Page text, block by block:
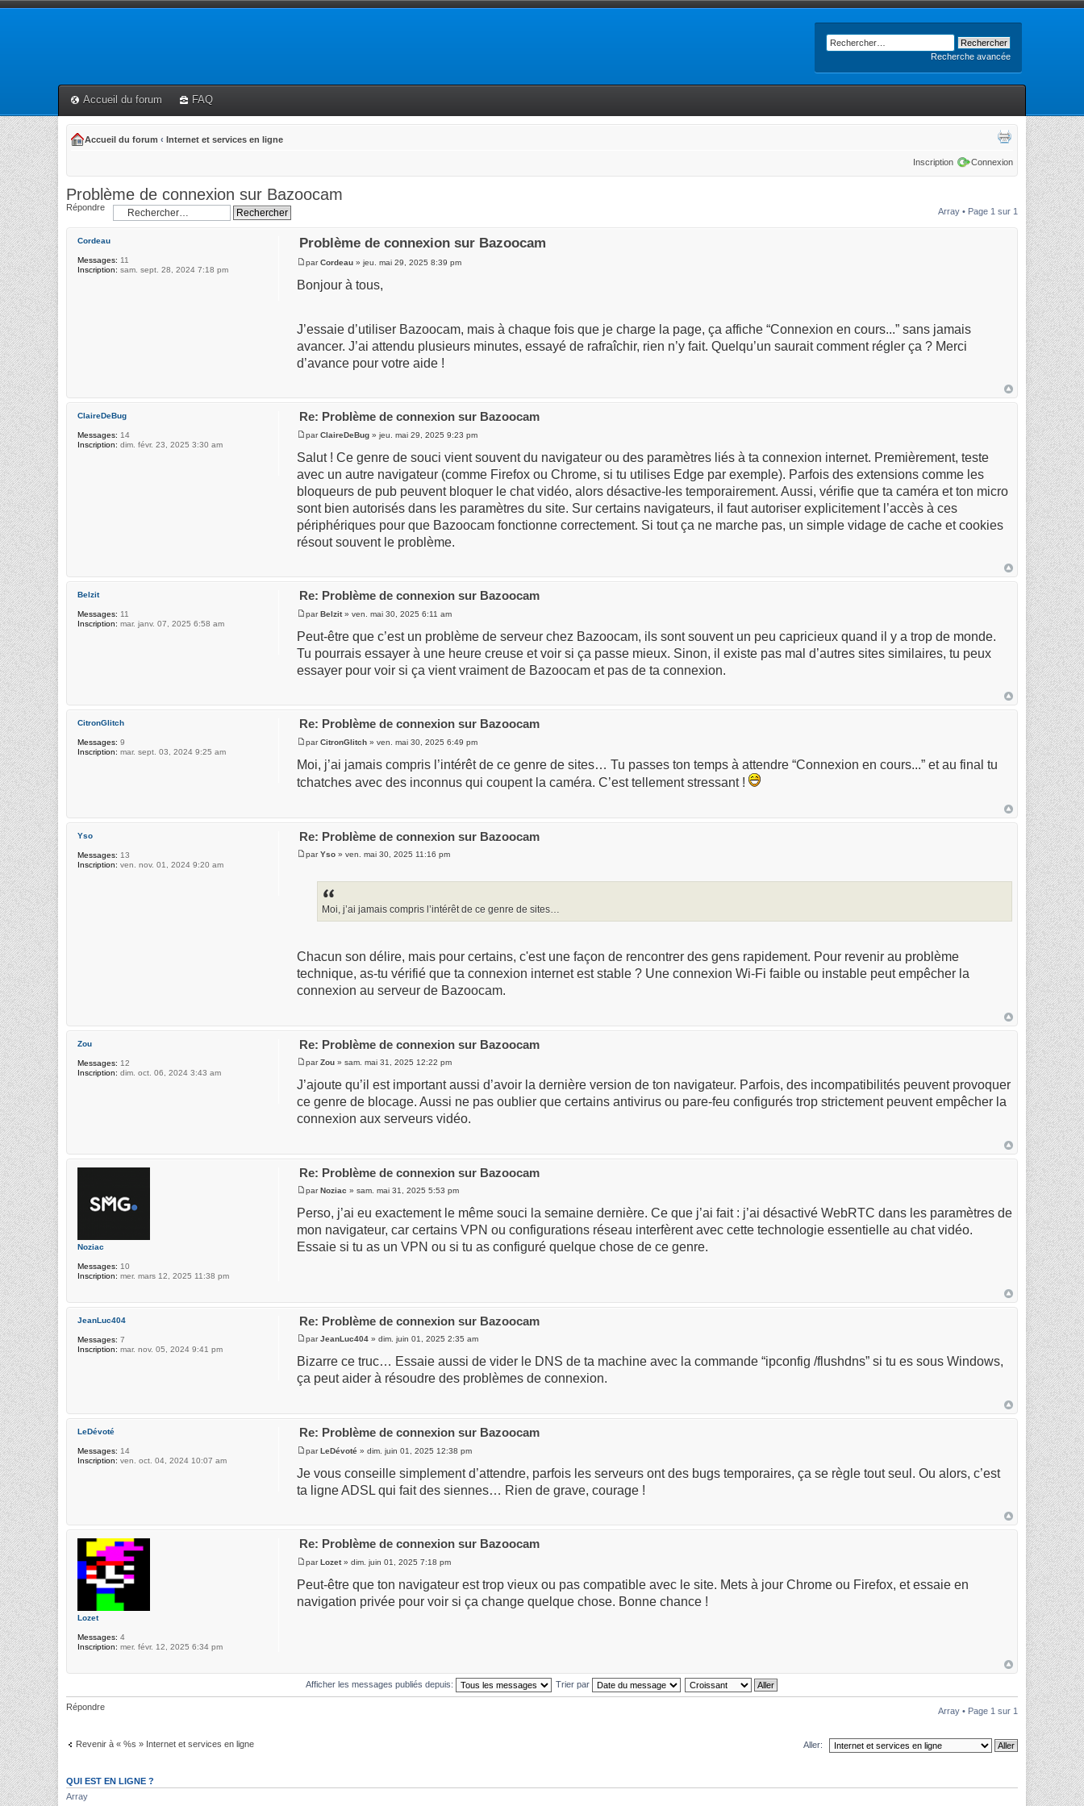
Recherche avancée
Accueil du forum FAQ
Accueil du forum ‹ Internet et services en ligne
Inscription Connexion
Problème de connexion sur Bazoocam
Répondre Array • Page 1 sur 1
Problème de connexion sur Bazoocam
parCordeau » jeu. mai 29, 2025 8:39 pm
Bonjour à tous,
J’essaie d’utiliser Bazoocam, mais à chaque fois que je charge la page, ça affiche “Connexion en cours...” sans jamais
avancer. J’ai attendu plusieurs minutes, essayé de rafraîchir, rien n’y fait. Quelqu’un saurait comment régler ça ? Merci
d’avance pour votre aide !
Cordeau
Messages: 11
Inscription: sam. sept. 28, 2024 7:18 pm
Re: Problème de connexion sur Bazoocam
parClaireDeBug » jeu. mai 29, 2025 9:23 pm
Salut ! Ce genre de souci vient souvent du navigateur ou des paramètres liés à ta connexion internet. Premièrement, teste
avec un autre navigateur (comme Firefox ou Chrome, si tu utilises Edge par exemple). Parfois des extensions comme les
bloqueurs de pub peuvent bloquer le chat vidéo, alors désactive-les temporairement. Aussi, vérifie que ta caméra et ton micro
sont bien autorisés dans les paramètres du site. Sur certains navigateurs, il faut autoriser explicitement l’accès à ces
périphériques pour que Bazoocam fonctionne correctement. Si tout ça ne marche pas, un simple vidage de cache et cookies
résout souvent le problème.
ClaireDeBug
Messages: 14
Inscription: dim. févr. 23, 2025 3:30 am
Re: Problème de connexion sur Bazoocam
parBelzit» ven. mai 30, 2025 6:11 am
Peut-être que c’est un problème de serveur chez Bazoocam, ils sont souvent un peu capricieux quand il y a trop de monde.
Tu pourrais essayer à une heure creuse et voir si ça passe mieux. Sinon, il existe pas mal d’autres sites similaires, tu peux
essayer pour voir si ça vient vraiment de Bazoocam et pas de ta connexion.
Belzit
Messages: 11
Inscription: mar. janv. 07, 2025 6:58 am
Re: Problème de connexion sur Bazoocam
parCitronGlitch » ven. mai 30, 2025 6:49 pm
Moi, j’ai jamais compris l’intérêt de ce genre de sites… Tu passes ton temps à attendre “Connexion en cours...” et au final tu
tchatches avec des inconnus qui coupent la caméra. C’est tellement stressant !
CitronGlitch
Messages: 9
Inscription: mar. sept. 03, 2024 9:25 am
Re: Problème de connexion sur Bazoocam
parYso » ven. mai 30, 2025 11:16 pm
Moi, j’ai jamais compris l’intérêt de ce genre de sites…
Chacun son délire, mais pour certains, c'est une façon de rencontrer des gens rapidement. Pour revenir au problème
technique, as-tu vérifié que ta connexion internet est stable ? Une connexion Wi-Fi faible ou instable peut empêcher la
connexion au serveur de Bazoocam.
Yso
Messages: 13
Inscription: ven. nov. 01, 2024 9:20 am
Re: Problème de connexion sur Bazoocam
parZou » sam. mai 31, 2025 12:22 pm
J’ajoute qu’il est important aussi d’avoir la dernière version de ton navigateur. Parfois, des incompatibilités peuvent provoquer
ce genre de blocage. Aussi ne pas oublier que certains antivirus ou pare-feu configurés trop strictement peuvent empêcher la
connexion aux serveurs vidéo.
Zou
Messages: 12
Inscription: dim. oct. 06, 2024 3:43 am
Re: Problème de connexion sur Bazoocam
par Noziac » sam. mai 31, 2025 5:53 pm
Perso, j’ai eu exactement le même souci la semaine dernière. Ce que j’ai fait : j’ai désactivé WebRTC dans les paramètres de
mon navigateur, car certains VPN ou configurations réseau interfèrent avec cette technologie essentielle au chat vidéo.
Essaie si tu as un VPN ou si tu as configuré quelque chose de ce genre.
Noziac
Messages: 10
Inscription: mer. mars 12, 2025 11:38 pm
Re: Problème de connexion sur Bazoocam
parJeanLuc404 » dim. juin 01, 2025 2:35 am
Bizarre ce truc… Essaie aussi de vider le DNS de ta machine avec la commande “ipconfig /flushdns” si tu es sous Windows,
ça peut aider à résoudre des problèmes de connexion.
JeanLuc404
Messages: 7
Inscription: mar. nov. 05, 2024 9:41 pm
Re: Problème de connexion sur Bazoocam
parLeDévoté » dim. juin 01, 2025 12:38 pm
Je vous conseille simplement d’attendre, parfois les serveurs ont des bugs temporaires, ça se règle tout seul. Ou alors, c’est
ta ligne ADSL qui fait des siennes… Rien de grave, courage !
LeDévoté
Messages: 14
Inscription: ven. oct. 04, 2024 10:07 am
Re: Problème de connexion sur Bazoocam
parLozet» dim. juin 01, 2025 7:18 pm
Peut-être que ton navigateur est trop vieux ou pas compatible avec le site. Mets à jour Chrome ou Firefox, et essaie en
navigation privée pour voir si ça change quelque chose. Bonne chance !
Lozet
Messages: 4
Inscription: mer. févr. 12, 2025 6:34 pm
Afficher les messages publiés depuis: Trier par
Répondre Array • Page 1 sur 1
Revenir à « %s » Internet et services en ligne Aller:
QUI EST EN LIGNE ?
Array